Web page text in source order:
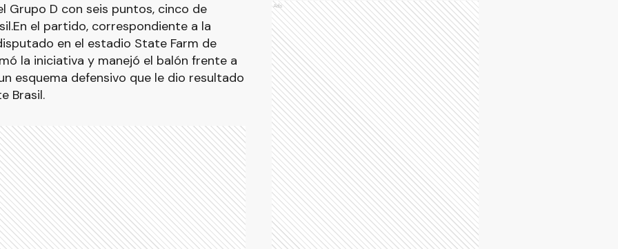
Grupo D con seis puntos, cinco de
el partido, correspondiente a la
en el estadio State Farm de
la iniciativa y manejó el balón frente a
esquema defensivo que le dio resultado
Brasil.
Ads